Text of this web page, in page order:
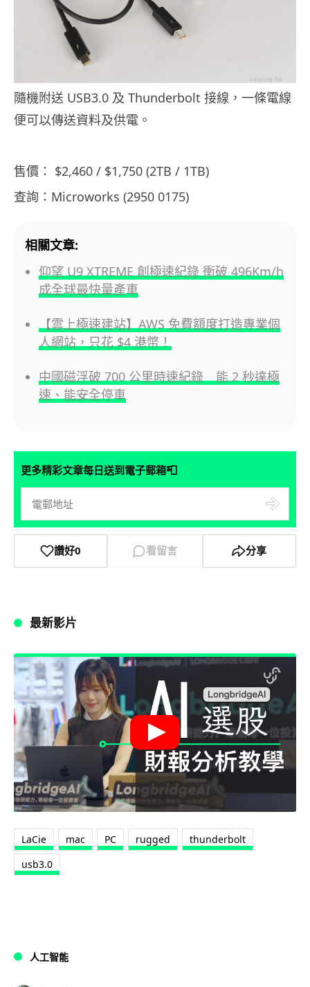
隨機附送 USB3.0 及 Thunderbolt 接線，一條電線
便可以傳送資料及供電。
售價： $2,460 / $1,750 (2TB / 1TB)
查詢：Microworks (2950 0175)
相關文章:
仰望 U9 XTREME 創極速紀錄 衝破 496Km/h
成全球最快量產車
【雲上極速建站】AWS 免費額度打造專業個
人網站，只花 $4 港幣！
中國磁浮破 700 公里時速紀錄 能 2 秒達極
速、能安全停車
更多精彩文章每日送到電子郵箱📮
讚好0 看留言 分享
最新影片
LaCie mac PC rugged
thunderbolt
usb3.0
人工智能